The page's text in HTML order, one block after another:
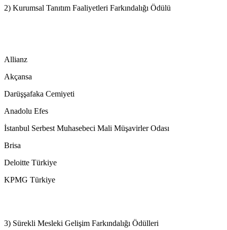
2) Kurumsal Tanıtım Faaliyetleri Farkındalığı Ödülü
Allianz
Akçansa
Darüşşafaka Cemiyeti
Anadolu Efes
İstanbul Serbest Muhasebeci Mali Müşavirler Odası
Brisa
Deloitte Türkiye
KPMG Türkiye
3) Sürekli Mesleki Gelişim Farkındalığı Ödülleri